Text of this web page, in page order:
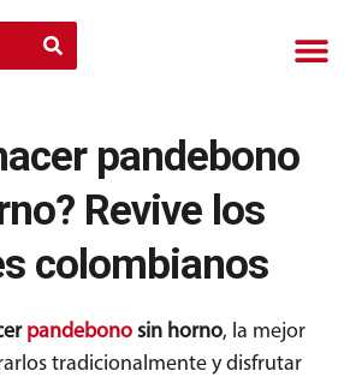
pandebono
Revive los
colombianos
pandebono sin horno, la mejor
tradicionalmente y disfrutar